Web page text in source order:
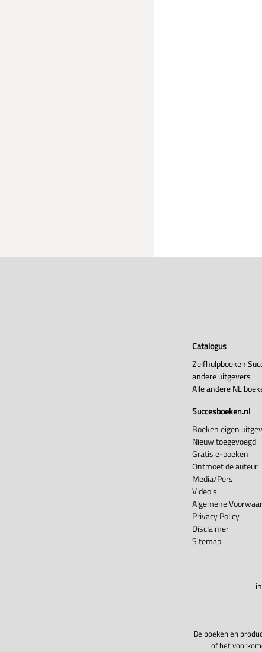
Catalogus
Zelfhulpboeken
andere uitgevers
Alle andere NL
Succesboeken.nl
Boeken eigen
Nieuw toegevoegd
Gratis e-boeken
Ontmoet de auteur
Media/Pers
Video's
Algemene
Privacy Policy
Disclaimer
Sitemap
De boeken en
of het